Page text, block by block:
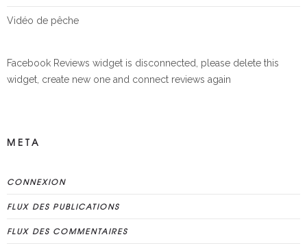
Vidéo de pêche
Facebook Reviews widget is disconnected, please delete this
widget, create new one and connect reviews again
META
CONNEXION
FLUX DES PUBLICATIONS
FLUX DES COMMENTAIRES